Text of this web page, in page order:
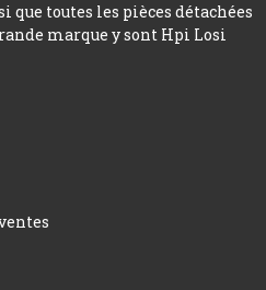
que toutes les pièces détachées
marque y sont Hpi Losi